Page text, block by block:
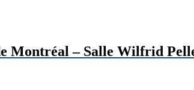
Montréal – Salle Wilfrid